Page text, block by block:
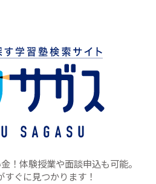
！体験授業や面談申込も可能。
ぐに見つかります！